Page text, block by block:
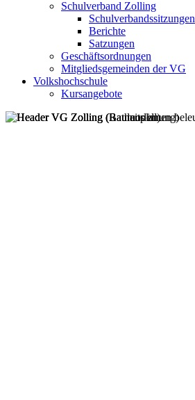
Schulverband Zolling
Schulverbandssitzungen
Berichte
Satzungen
Geschäftsordnungen
Mitgliedsgemeinden der VG
Volkshochschule
Kursangebote